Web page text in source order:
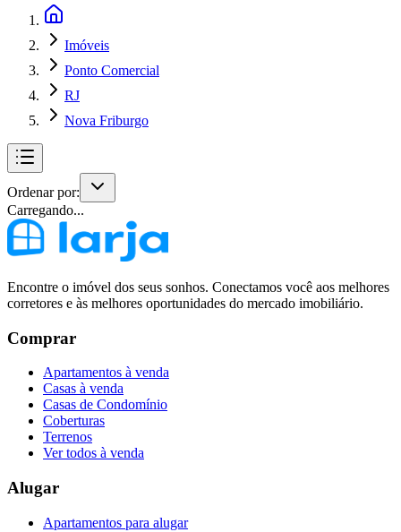
Imóveis
Ponto Comercial
RJ
Nova Friburgo
Ordenar por:
Carregando...
Encontre o imóvel dos seus sonhos. Conectamos você aos melhores
corretores e às melhores oportunidades do mercado imobiliário.
Comprar
Apartamentos à venda
Casas à venda
Casas de Condomínio
Coberturas
Terrenos
Ver todos à venda
Alugar
Apartamentos para alugar